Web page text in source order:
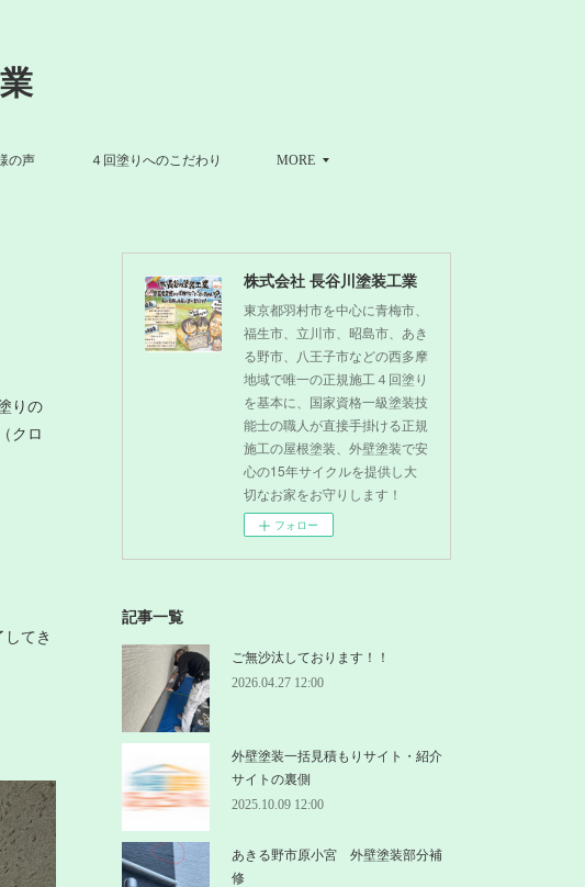
の声 ４回塗りへのこだわり MORE
りの
クロ
てき
株式会社 長谷川塗装工業
東京都羽村市を中心に青梅市、
福生市、立川市、昭島市、あき
る野市、八王子市などの西多摩
地域で唯一の正規施工４回塗り
を基本に、国家資格一級塗装技
能士の職人が直接手掛ける正規
施工の屋根塗装、外壁塗装で安
心の15年サイクルを提供し大
切なお家をお守りします！
フォロー
記事一覧
ご無沙汰しております！！
2026.04.27 12:00
外壁塗装一括見積もりサイト・紹介
サイトの裏側
2025.10.09 12:00
あきる野市原小宮 外壁塗装部分補
修